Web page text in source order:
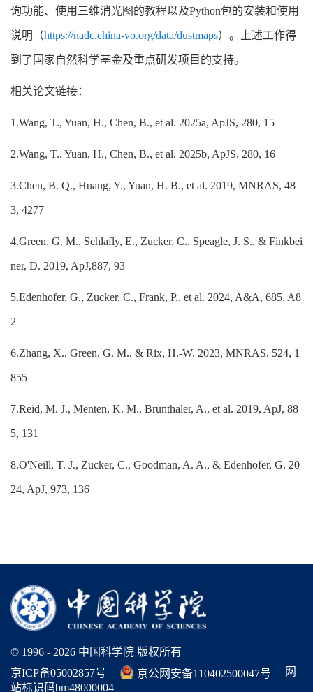
询功能、使用三维消光图的教程以及Python包的安装和使用
说明（https://nadc.china-vo.org/data/dustmaps）。上述工作得
到了国家自然科学基金及重点研发项目的支持。
相关论文链接：
1.Wang, T., Yuan, H., Chen, B., et al. 2025a, ApJS, 280, 15
2.Wang, T., Yuan, H., Chen, B., et al. 2025b, ApJS, 280, 16
3.Chen, B. Q., Huang, Y., Yuan, H. B., et al. 2019, MNRAS, 48
3, 4277
4.Green, G. M., Schlafly, E., Zucker, C., Speagle, J. S., & Finkbei
ner, D. 2019, ApJ,887, 93
5.Edenhofer, G., Zucker, C., Frank, P., et al. 2024, A&A, 685, A8
2
6.Zhang, X., Green, G. M., & Rix, H.-W. 2023, MNRAS, 524, 1
855
7.Reid, M. J., Menten, K. M., Brunthaler, A., et al. 2019, ApJ, 88
5, 131
8.O'Neill, T. J., Zucker, C., Goodman, A. A., & Edenhofer, G. 20
24, ApJ, 973, 136
© 1996 - 2026 中国科学院 版权所有
京ICP备05002857号
京公网安备110402500047号
网
站标识码bm48000004